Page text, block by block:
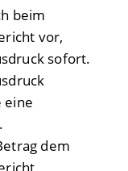
beim
vor,
sofort.
eine
dem